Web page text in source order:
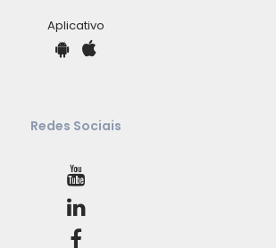
Aplicativo
Redes Sociais